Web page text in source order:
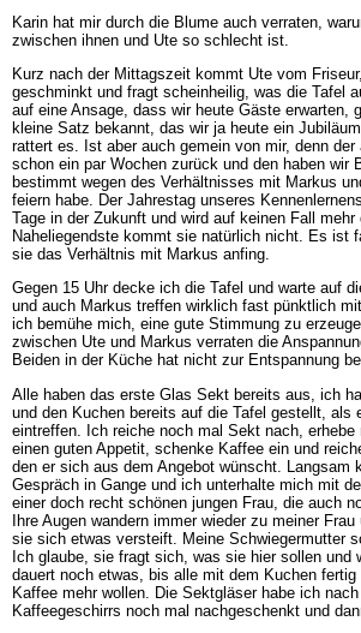
Karin hat mir durch die Blume auch verraten,
zwischen ihnen und Ute so schlecht ist.
Kurz nach der Mittagszeit kommt Ute vom
geschminkt und fragt scheinheilig, was die Tafel
auf eine Ansage, dass wir heute Gäste erwarten,
kleine Satz bekannt, das wir ja heute ein
rattert es. Ist aber auch gemein von mir, denn
schon ein par Wochen zurück und den haben wir
bestimmt wegen des Verhältnisses mit Markus
feiern habe. Der Jahrestag unseres
Tage in der Zukunft und wird auf keinen Fall mehr
Naheliegendste kommt sie natürlich nicht. Es ist
sie das Verhältnis mit Markus anfing.
Gegen 15 Uhr decke ich die Tafel und warte auf
und auch Markus treffen wirklich fast pünktlich
ich bemühe mich, eine gute Stimmung zu
zwischen Ute und Markus verraten die
Beiden in der Küche hat nicht zur Entspannung
Alle haben das erste Glas Sekt bereits aus, ich
und den Kuchen bereits auf die Tafel gestellt, als
eintreffen. Ich reiche noch mal Sekt nach, erhebe
einen guten Appetit, schenke Kaffee ein und
den er sich aus dem Angebot wünscht. Langsam
Gespräch in Gange und ich unterhalte mich mit
einer doch recht schönen jungen Frau, die auch
Ihre Augen wandern immer wieder zu meiner
sie sich etwas versteift. Meine Schwiegermutter
Ich glaube, sie fragt sich, was sie hier sollen und
dauert noch etwas, bis alle mit dem Kuchen
Kaffee mehr wollen. Die Sektgläser habe ich
Kaffeegeschirrs noch mal nachgeschenkt und